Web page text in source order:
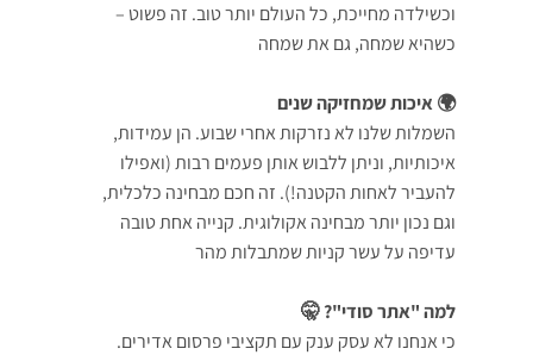
וכשילדה מחייכת, כל העולם יותר טוב. זה פשוט –
כשהיא שמחה, גם את שמחה
🌍 איכות שמחזיקה שנים
השמלות שלנו לא נזרקות אחרי שבוע. הן עמידות,
איכותיות, וניתן ללבוש אותן פעמים רבות (ואפילו
להעביר לאחות הקטנה!). זה חכם מבחינה כלכלית,
וגם נכון יותר מבחינה אקולוגית. קנייה אחת טובה
עדיפה על עשר קניות שמתבלות מהר
למה "אתר סודי"? 🤫
כי אנחנו לא עסק ענק עם תקציבי פרסום אדירים.